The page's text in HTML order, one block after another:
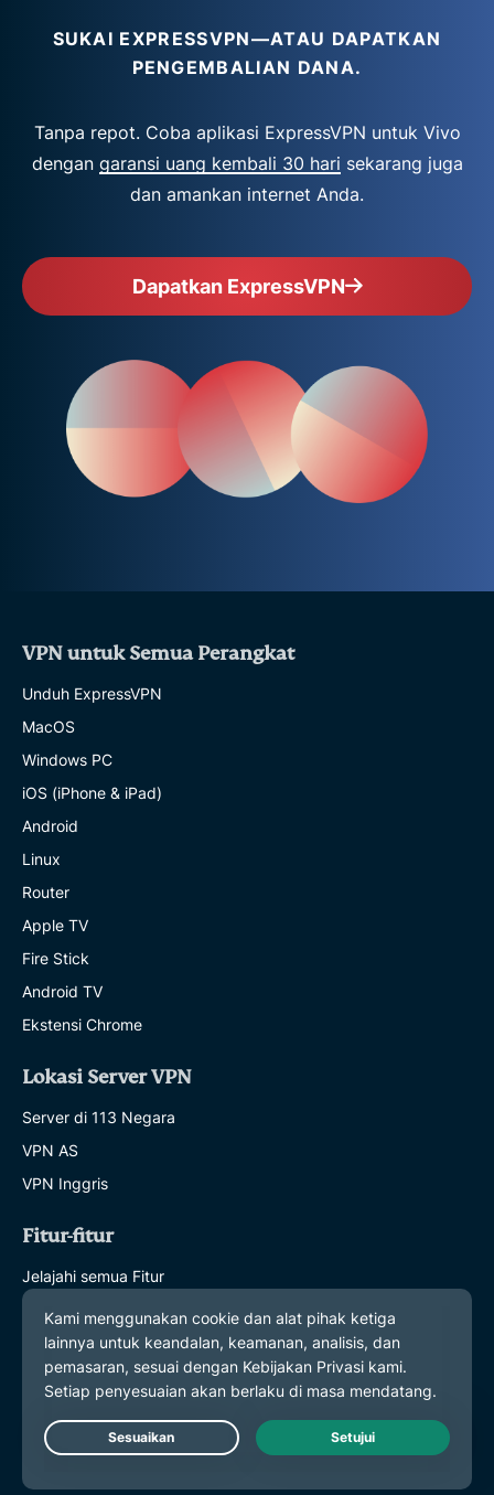
SUKAI EXPRESSVPN—ATAU DAPATKAN
PENGEMBALIAN DANA.
Tanpa repot. Coba aplikasi ExpressVPN untuk Vivo
dengan garansi uang kembali 30 hari sekarang juga
dan amankan internet Anda.
Dapatkan ExpressVPN
VPN untuk Semua Perangkat
Unduh ExpressVPN
MacOS
Windows PC
iOS (iPhone & iPad)
Android
Linux
Router
Apple TV
Fire Stick
Android TV
Ekstensi Chrome
Lokasi Server VPN
Server di 113 Negara
VPN AS
VPN Inggris
Fitur-fitur
Jelajahi semua Fitur
Paket dan Harga
Produk
ExpressKeys
ExpressMailGuard
Live Chat